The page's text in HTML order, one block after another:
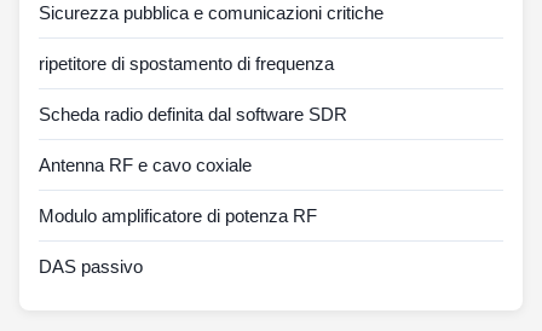
Sicurezza pubblica e comunicazioni critiche
ripetitore di spostamento di frequenza
Scheda radio definita dal software SDR
Antenna RF e cavo coxiale
Modulo amplificatore di potenza RF
DAS passivo